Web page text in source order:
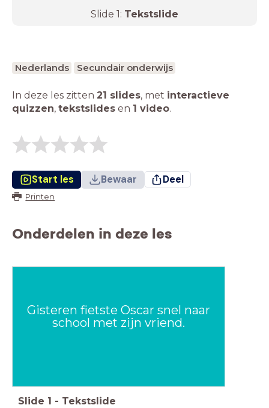
Slide 1: Tekstslide
Nederlands Secundair onderwijs
In deze les zitten 21 slides, met interactieve
quizzen, tekstslides en 1 video.
Start les Bewaar Deel
Printen
Onderdelen in deze les
Gisteren fietste Oscar snel naar
school met zijn vriend.
Slide 1 - Tekstslide